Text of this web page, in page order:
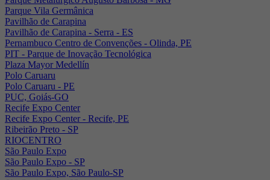
Parque Vila Germânica
Pavilhão de Carapina
Pavilhão de Carapina - Serra - ES
Pernambuco Centro de Convenções - Olinda, PE
PIT - Parque de Inovação Tecnológica
Plaza Mayor Medellín
Polo Caruaru
Polo Caruaru - PE
PUC, Goiás-GO
Recife Expo Center
Recife Expo Center - Recife, PE
Ribeirão Preto - SP
RIOCENTRO
São Paulo Expo
São Paulo Expo - SP
São Paulo Expo, São Paulo-SP